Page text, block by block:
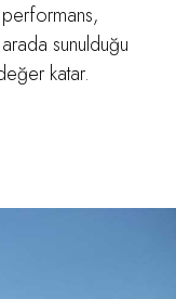
sunulduğu
katar.